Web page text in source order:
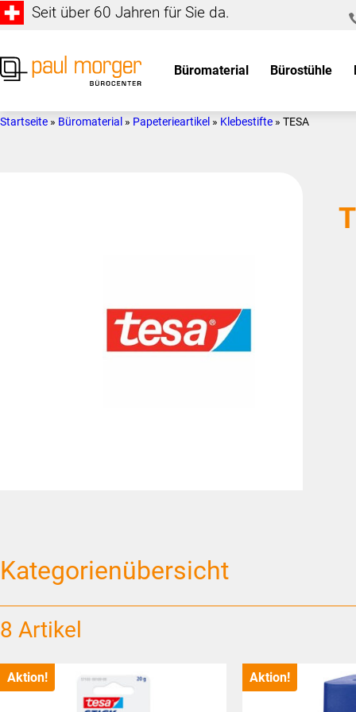
Zur
springen
Skip
main
Seit über 60 Jahren für Sie da.
Morger
individuell
Büromaterial Bürostühle
Startseite » Büromaterial » Papeterieartikel » Klebestifte » TESA
Kategorienübersicht
8 Artikel
Aktion! Aktion!